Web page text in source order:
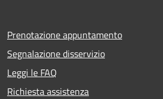
Prenotazione appuntamento
Segnalazione disservizio
Leggi le FAQ
Richiesta assistenza